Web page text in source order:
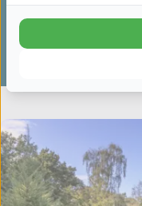
Keuze uit diverse
Hier kom je ECHT